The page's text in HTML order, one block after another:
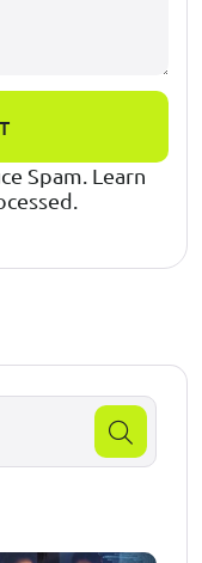
Spam. Learn